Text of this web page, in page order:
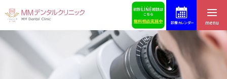
診療カレンダー menu
症例集